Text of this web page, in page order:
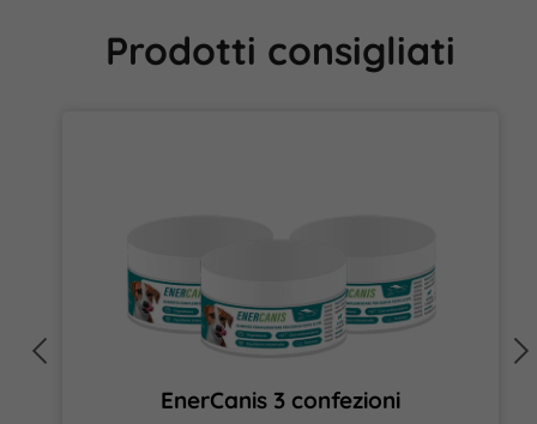
Prodotti consigliati
EnerCanis 3 confezioni